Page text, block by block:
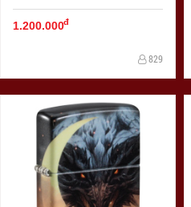
1.200.000đ
829